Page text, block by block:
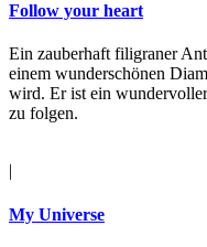
Follow your heart
Ein zauberhaft filigraner
einem wunderschönen
wird. Er ist ein
zu folgen.
My Universe